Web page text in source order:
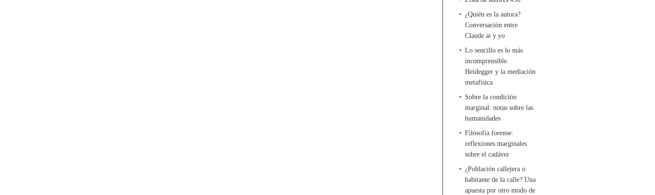
¿Quién es la autora?
Conversación entre
Claude.ai y yo
Lo sencillo es lo más
incomprensible.
Heidegger y la mediación
metafísica
Sobre la condición
marginal: notas sobre las
humanidades
Filosofía forense:
reflexiones marginales
sobre el cadáver
¿Población callejera o
habitante de la calle? Una
apuesta por otro modo de